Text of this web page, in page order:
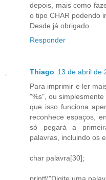
depois, mais como
o tipo CHAR podendo
Desde já obrigado.
Responder
Thiago 13 de abril de
Para imprimir e ler
"%s", ou
que isso funciona
reconhece espaços,
só pegará a
palavras, incluindo os
char palavra[30];